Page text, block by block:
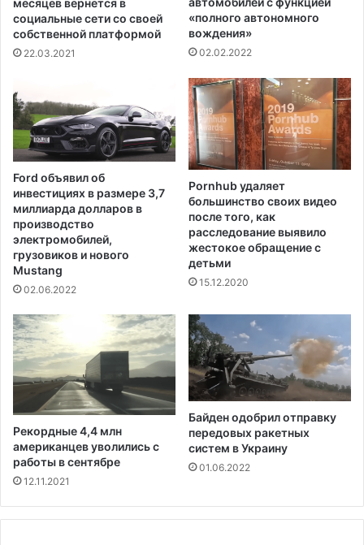
месяцев вернется в
социальные сети со своей
собственной платформой
22.03.2021
«полного автономного
вождения»
02.02.2022
Ford объявил об
инвестициях в размере 3,7
миллиарда долларов в
производство
электромобилей,
грузовиков и нового
Mustang
02.06.2022
Pornhub удаляет
большинство своих видео
после того, как
расследование выявило
жестокое обращение с
детьми
15.12.2020
Рекордные 4,4 млн
американцев уволились с
работы в сентябре
12.11.2021
Байден одобрил отправку
передовых ракетных
систем в Украину
01.06.2022